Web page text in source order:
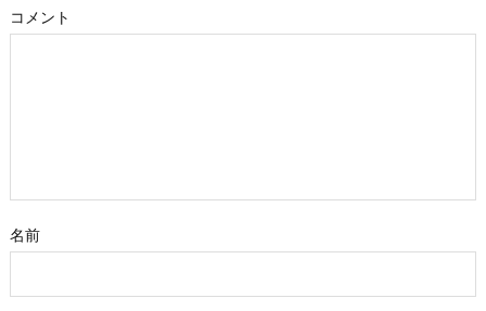
コメント
名前